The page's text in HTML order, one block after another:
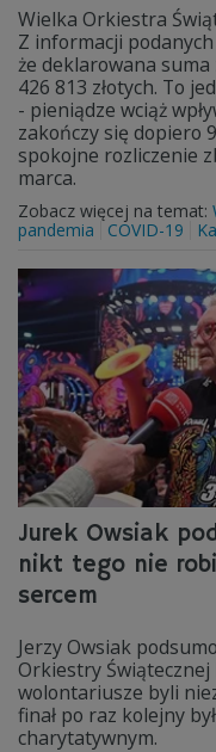
Wielka Orkiestra
Z informacji
że deklarowana
426 813 złotych. To
- pieniądze wciąż
zakończy się dopiero
spokojne rozliczenie
marca.
Zobacz więcej na temat:
pandemia
COVID-19
Jurek Owsiak
nikt tego nie
sercem
Jerzy Owsiak
Orkiestry Świątecznej
wolontariusze byli
finał po raz kolejny
charytatywnym.